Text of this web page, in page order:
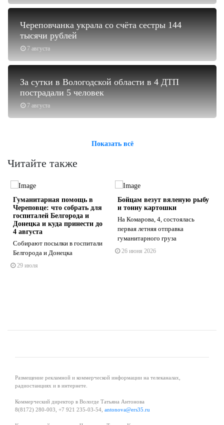
7 августа
Череповчанка украла со счёта сестры 144
тысячи рублей
7 августа
За сутки в Вологодской области в 4 ДТП
пострадали 5 человек
Показать всё
Читайте также
Гуманитарная помощь в
Череповце: что собрать для
госпиталей Белгорода и
Донецка и куда принести до
4 августа
Собирают посылки в госпитали
Белгорода и Донецка
29 июля
Бойцам везут вяленую рыбу
и тонну картошки
На Комарова, 4, состоялась
первая летняя отправка
гуманитарного груза
26 июня 2026
Размещение рекламной и коммерческой информации на телеканалах,
радиостанциях и в интернете.
Коммерческий директор в Вологде Татьяна Антонова
8(8172) 280-003, +7 921 235-03-54, antonova@ers35.ru